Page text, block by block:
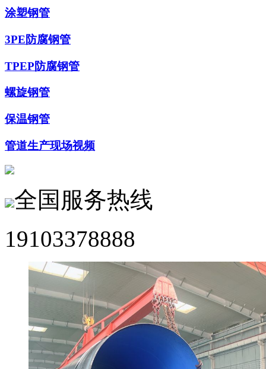
涂塑钢管
3PE防腐钢管
TPEP防腐钢管
螺旋钢管
保温钢管
管道生产现场视频
全国服务热线
19103378888